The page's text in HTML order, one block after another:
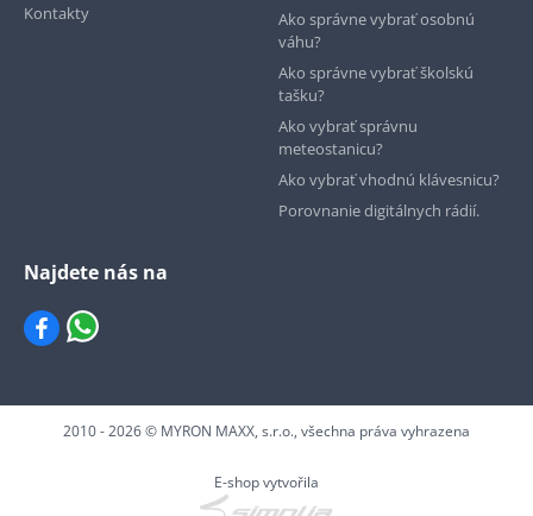
Kontakty
Ako správne vybrať osobnú
váhu?
Ako správne vybrať školskú
tašku?
Ako vybrať správnu
meteostanicu?
Ako vybrať vhodnú klávesnicu?
Porovnanie digitálnych rádií.
Najdete nás na
2010 - 2026 © MYRON MAXX, s.r.o., všechna práva vyhrazena
E-shop vytvořila